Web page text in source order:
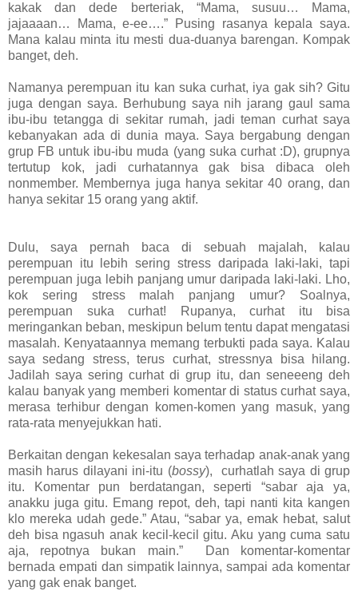
kakak dan dede berteriak, “Mama, susuu… Mama,
jajaaaan… Mama, e-ee….” Pusing rasanya kepala saya.
Mana kalau minta itu mesti dua-duanya barengan. Kompak
banget, deh.
Namanya perempuan itu kan suka curhat, iya gak sih? Gitu
juga dengan saya. Berhubung saya nih jarang gaul sama
ibu-ibu tetangga di sekitar rumah, jadi teman curhat saya
kebanyakan ada di dunia maya. Saya bergabung dengan
grup FB untuk ibu-ibu muda (yang suka curhat :D), grupnya
tertutup kok, jadi curhatannya gak bisa dibaca oleh
nonmember. Membernya juga hanya sekitar 40 orang, dan
hanya sekitar 15 orang yang aktif.
Dulu, saya pernah baca di sebuah majalah, kalau
perempuan itu lebih sering stress daripada laki-laki, tapi
perempuan juga lebih panjang umur daripada laki-laki. Lho,
kok sering stress malah panjang umur? Soalnya,
perempuan suka curhat! Rupanya, curhat itu bisa
meringankan beban, meskipun belum tentu dapat mengatasi
masalah. Kenyataannya memang terbukti pada saya. Kalau
saya sedang stress, terus curhat, stressnya bisa hilang.
Jadilah saya sering curhat di grup itu, dan seneeeng deh
kalau banyak yang memberi komentar di status curhat saya,
merasa terhibur dengan komen-komen yang masuk, yang
rata-rata menyejukkan hati.
Berkaitan dengan kekesalan saya terhadap anak-anak yang
masih harus dilayani ini-itu (bossy), curhatlah saya di grup
itu. Komentar pun berdatangan, seperti “sabar aja ya,
anakku juga gitu. Emang repot, deh, tapi nanti kita kangen
klo mereka udah gede.” Atau, “sabar ya, emak hebat, salut
deh bisa ngasuh anak kecil-kecil gitu. Aku yang cuma satu
aja, repotnya bukan main.” Dan komentar-komentar
bernada empati dan simpatik lainnya, sampai ada komentar
yang gak enak banget.